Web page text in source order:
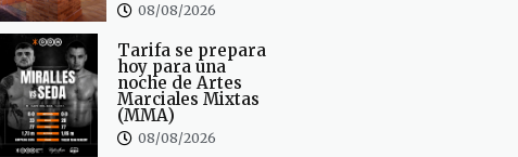
08/08/2026
Tarifa se prepara
hoy para una
noche de Artes
Marciales Mixtas
(MMA)
08/08/2026